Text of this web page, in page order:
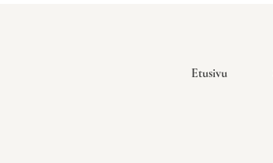
Etusivu